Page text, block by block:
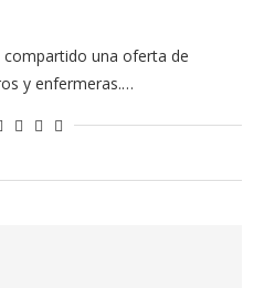
compartido una oferta de
y enfermeras.…